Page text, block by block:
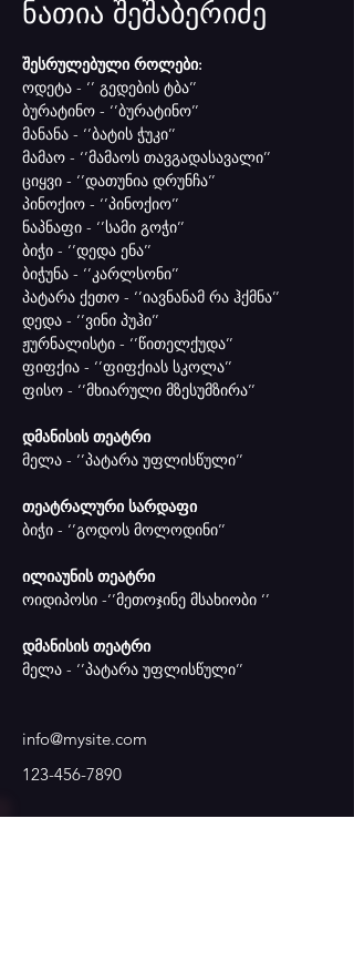
ნათია შეშაბერიძე
შესრულებული როლები:
ოდეტა - ‘’ გედების ტბა’’
ბურატინო - ‘’ბურატინო’’
მანანა - ‘’ბატის ჭუკი’’
მამაო - ‘’მამაოს თავგადასავალი’’
ციყვი - ‘’დათუნია დრუნჩა’’
პინოქიო - ‘’პინოქიო’’
ნაპნაფი - ‘’სამი გოჭი’’
ბიჭი - ‘’დედა ენა’’
ბიჭუნა - ‘’კარლსონი’’
პატარა ქეთო - ‘’იავნანამ რა ჰქმნა’’
დედა - ‘’ვინი პუჰი’’
ჟურნალისტი - ‘’წითელქუდა’’
ფიფქია - ‘’ფიფქიას სკოლა’’
ფისო - ‘’მხიარული მზესუმზირა’’
დმანისის თეატრი
მელა - ‘’პატარა უფლისწული’’
თეატრალური სარდაფი
ბიჭი - ‘’გოდოს მოლოდინი’’
ილიაუნის თეატრი
ოიდიპოსი -‘’მეთოჯინე მსახიობი ‘’
დმანისის თეატრი
მელა - ‘’პატარა უფლისწული’’
info@mysite.com
123-456-7890